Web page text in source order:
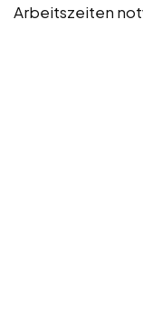
Arbeitszeiten